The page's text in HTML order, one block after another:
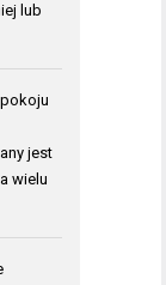
lub
jest
wielu